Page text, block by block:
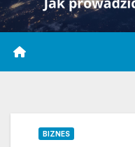
BIZNES